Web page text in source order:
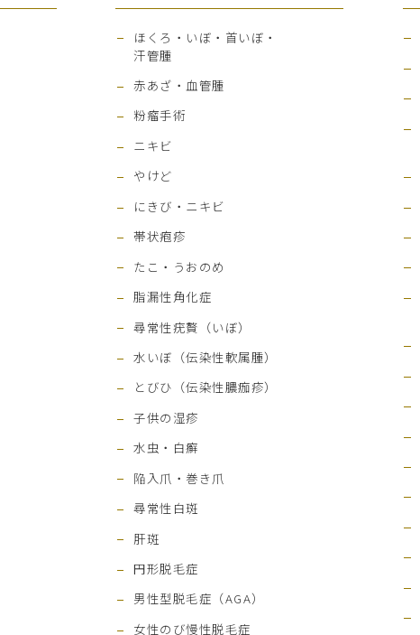
ほくろ・いぼ・首いぼ・
汗管腫
赤あざ・血管腫
粉瘤手術
ニキビ
やけど
にきび・ニキビ
帯状疱疹
たこ・うおのめ
脂漏性角化症
尋常性疣贅（いぼ）
水いぼ（伝染性軟属腫）
とびひ（伝染性膿痂疹）
子供の湿疹
水虫・白癬
陥入爪・巻き爪
尋常性白斑
肝斑
円形脱毛症
男性型脱毛症（AGA）
女性のび慢性脱毛症